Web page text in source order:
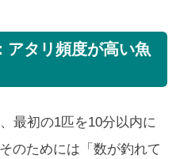
アタリ頻度が高い魚
最初の1匹を10分以内に
のためには「数が釣れて